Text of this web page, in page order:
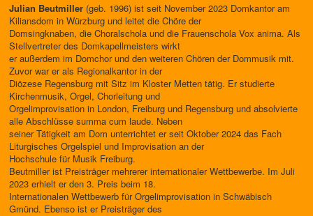
Julian Beutmiller (geb. 1996) ist seit November 2023 Domkantor am
Kiliansdom in Würzburg und leitet die Chöre der
Domsingknaben, die Choralschola und die Frauenschola Vox anima. Als
Stellvertreter des Domkapellmeisters wirkt
er außerdem im Domchor und den weiteren Chören der Dommusik mit.
Zuvor war er als Regionalkantor in der
Diözese Regensburg mit Sitz im Kloster Metten tätig. Er studierte
Kirchenmusik, Orgel, Chorleitung und
Orgelimprovisation in London, Freiburg und Regensburg und absolvierte
alle Abschlüsse summa cum laude. Neben
seiner Tätigkeit am Dom unterrichtet er seit Oktober 2024 das Fach
Liturgisches Orgelspiel und Improvisation an der
Hochschule für Musik Freiburg.
Beutmiller ist Preisträger mehrerer internationaler Wettbewerbe. Im Juli
2023 erhielt er den 3. Preis beim 18.
Internationalen Wettbewerb für Orgelimprovisation in Schwäbisch
Gmünd. Ebenso ist er Preisträger des